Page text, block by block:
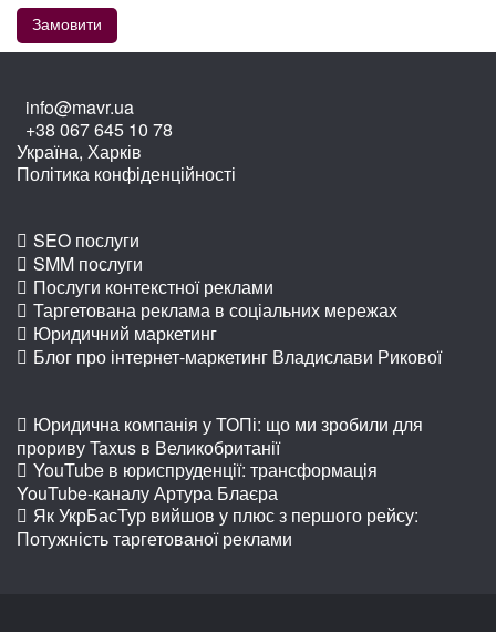
info@mavr.ua
+38 067 645 10 78
Україна, Харків
Політика конфіденційності
SEO послуги
SMM послуги
Послуги контекстної реклами
Таргетована реклама в соціальних мережах
Юридичний маркетинг
Блог про інтернет-маркетинг Владислави Рикової
Юридична компанія у ТОПі: що ми зробили для
прориву Taxus в Великобританії
YouTube в юриспруденції: трансформація
YouTube-каналу Артура Блаєра
Як УкрБасТур вийшов у плюс з першого рейсу:
Потужність таргетованої реклами